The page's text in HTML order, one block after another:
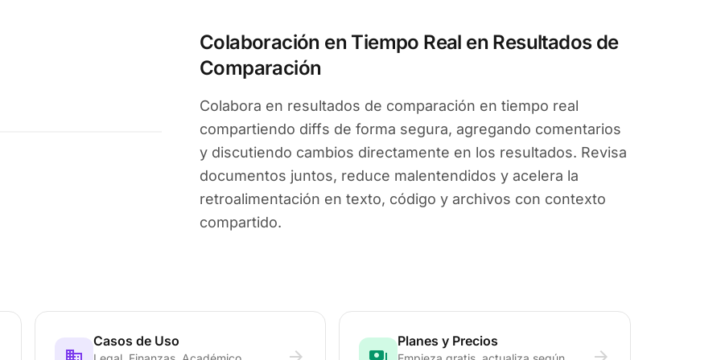
Colaboración en Tiempo Real en Resultados de
Comparación
Colabora en resultados de comparación en tiempo real
compartiendo diffs de forma segura, agregando comentarios
y discutiendo cambios directamente en los resultados. Revisa
documentos juntos, reduce malentendidos y acelera la
retroalimentación en texto, código y archivos con contexto
compartido.
Casos de Uso Planes y Precios